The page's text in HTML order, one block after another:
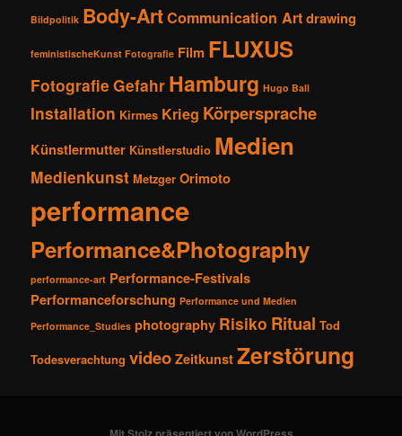
Bildpolitik Body-ArtCommunication Artdrawing
feministischeKunst Fotografie Film FLUXUS
Fotografie Gefahr Hamburg Hugo Ball
Installation Kirmes Krieg Körpersprache
Künstlermutter Künstlerstudio Medien
Medienkunst Metzger Orimoto
performance
Performance&Photography
performance-art Performance-Festivals
Performanceforschung Performance und Medien
Performance_Studies photography Risiko Ritual Tod
Todesverachtung videoZeitkunstZerstörung